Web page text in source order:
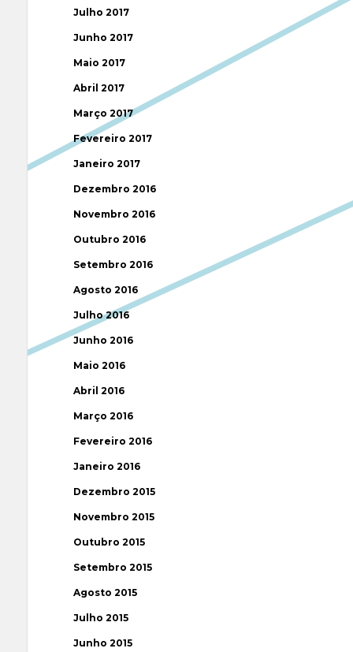
Julho 2017
Junho 2017
Maio 2017
Abril 2017
Março 2017
Fevereiro 2017
Janeiro 2017
Dezembro 2016
Novembro 2016
Outubro 2016
Setembro 2016
Agosto 2016
Julho 2016
Junho 2016
Maio 2016
Abril 2016
Março 2016
Fevereiro 2016
Janeiro 2016
Dezembro 2015
Novembro 2015
Outubro 2015
Setembro 2015
Agosto 2015
Julho 2015
Junho 2015